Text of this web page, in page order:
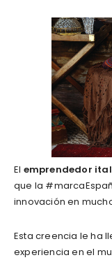
El emprendedor
que la
innovación en
Esta creencia le ha
experiencia en el